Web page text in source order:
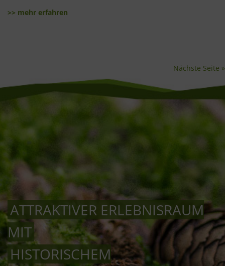
>> mehr erfahren
Nächste Seite »
ATTRAKTIVER ERLEBNISRAUM
MIT
HISTORISCHEM